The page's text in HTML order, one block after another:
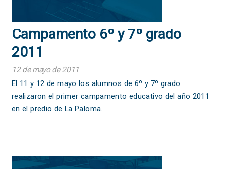
Campamento 6º y 7º grado
2011
12 de mayo de 2011
El 11 y 12 de mayo los alumnos de 6º y 7º grado
realizaron el primer campamento educativo del año 2011
en el predio de La Paloma.